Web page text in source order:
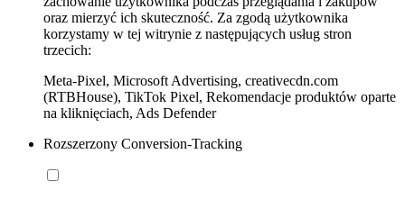
oraz mierzyć ich skuteczność. Za zgodą użytkownika
korzystamy w tej witrynie z następujących usług stron
trzecich:
Meta-Pixel, Microsoft Advertising, creativecdn.com
(RTBHouse), TikTok Pixel, Rekomendacje produktów oparte
na kliknięciach, Ads Defender
Rozszerzony Conversion-Tracking